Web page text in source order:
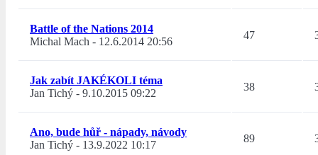
Battle of the Nations 2014
Michal Mach - 12.6.2014 20:56
47
Jak zabít JAKÉKOLI téma
Jan Tichý - 9.10.2015 09:22
38
Ano, bude hůř - nápady, návody
Jan Tichý - 13.9.2022 10:17
89